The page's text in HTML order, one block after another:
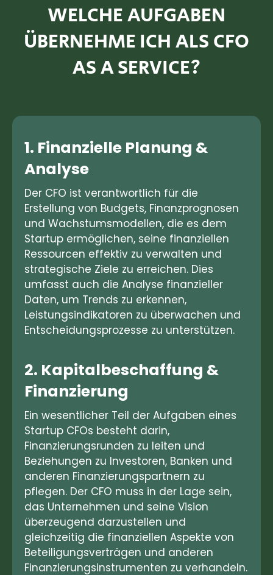
WELCHE AUFGABEN
ÜBERNEHME ICH ALSCFO
AS A SERVICE?
1. Finanzielle Planung &
Analyse
Der CFO ist verantwortlich für die
Erstellung von Budgets, Finanzprognosen
und Wachstumsmodellen, die es dem
Startup ermöglichen, seine finanziellen
Ressourcen effektiv zu verwalten und
strategische Ziele zu erreichen. Dies
umfasst auch die Analyse finanzieller
Daten, um Trends zu erkennen,
Leistungsindikatoren zu überwachen und
Entscheidungsprozesse zu unterstützen.
2. Kapitalbeschaffung &
Finanzierung
Ein wesentlicher Teil der Aufgaben eines
Startup CFOs besteht darin,
Finanzierungsrunden zu leiten und
Beziehungen zu Investoren, Banken und
anderen Finanzierungspartnern zu
pflegen. Der CFO muss in der Lage sein,
das Unternehmen und seine Vision
überzeugend darzustellen und
gleichzeitig die finanziellen Aspekte von
Beteiligungsverträgen und anderen
Finanzierungsinstrumenten zu verhandeln.